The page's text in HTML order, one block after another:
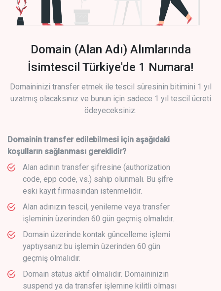
Domain (Alan Adı) Alımlarında
İsimtescil Türkiye'de 1 Numara!
Domaininizi transfer etmek ile tescil süresinin bitimini 1 yıl
uzatmış olacaksınız ve bunun için sadece 1 yıl tescil ücreti
ödeyeceksiniz.
Domainin transfer edilebilmesi için aşağıdaki
koşulların sağlanması gereklidir?
Alan adının transfer şifresine (authorization
code, epp code, vs.) sahip olunmalı. Bu şifre
eski kayıt firmasından istenmelidir.
Alan adınızın tescil, yenileme veya transfer
işleminin üzerinden 60 gün geçmiş olmalıdır.
Domain üzerinde kontak güncelleme işlemi
yaptıysanız bu işlemin üzerinden 60 gün
geçmiş olmalıdır.
Domain status aktif olmalıdır. Domaininizin
suspend ya da transfer işlemine kilitli olması